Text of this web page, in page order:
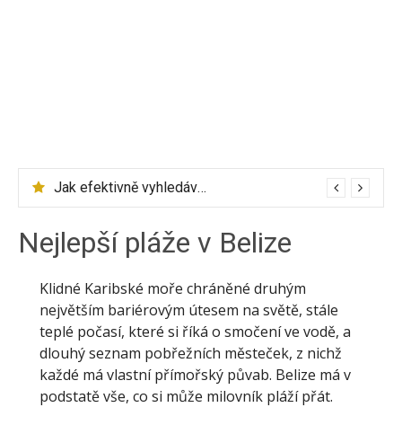
Jak efektivně vyhledávat letenky přes Skyscanner
Zalando Lounge – značkové oblečení se slevou až 75 %
Nejlepší pláže v Belize
Klidné Karibské moře chráněné druhým
největším bariérovým útesem na světě, stále
teplé počasí, které si říká o smočení ve vodě, a
dlouhý seznam pobřežních městeček, z nichž
každé má vlastní přímořský půvab. Belize má v
podstatě vše, co si může milovník pláží přát.